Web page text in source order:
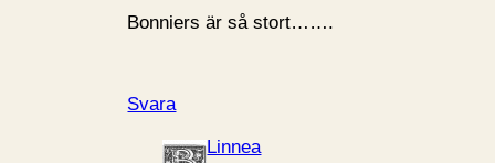
Bonniers är så stort…….
Svara
Linnea